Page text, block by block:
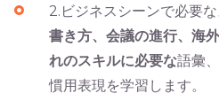
2.ビジネスシーンで必要な
書き方、会議の進行、海
れのスキルに必要な語彙
慣用表現を学習します。